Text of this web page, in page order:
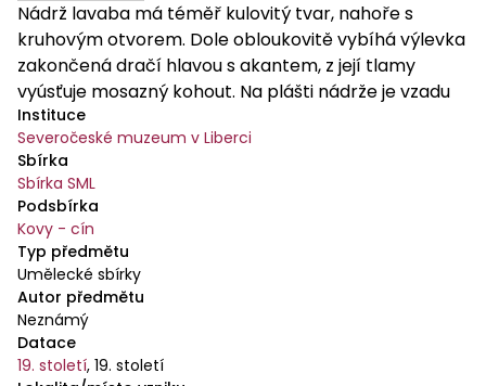
Nádrž lavaba má téměř kulovitý tvar, nahoře s
kruhovým otvorem. Dole obloukovitě vybíhá výlevka
zakončená dračí hlavou s akantem, z její tlamy
vyúsťuje mosazný kohout. Na plášti nádrže je vzadu
uprostřed závěsné oko. Nahoře se nachází
kopulovité víčko s okrajem vyhnutým, ve středu
víčka je žaludovitá výlevka.
Instituce
Severočeské muzeum v Liberci
Sbírka
Sbírka SML
Podsbírka
Kovy - cín
Typ předmětu
Umělecké sbírky
Autor předmětu
Neznámý
Datace
19. století, 19. století